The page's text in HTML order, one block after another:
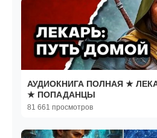
АУДИОКНИГА ПОЛНАЯ ★
★ ПОПАДАНЦЫ
81 661 просмотров